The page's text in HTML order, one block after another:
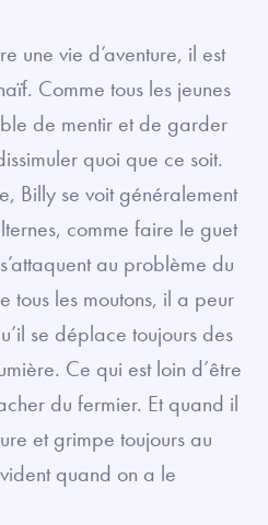
une vie d’aventure, il est
Comme tous les jeunes
de mentir et de garder
quoi que ce soit.
Billy se voit généralement
comme faire le guet
au problème du
tous les moutons, il a peur
se déplace toujours des
Ce qui est loin d’être
du fermier. Et quand il
et grimpe toujours au
quand on a le